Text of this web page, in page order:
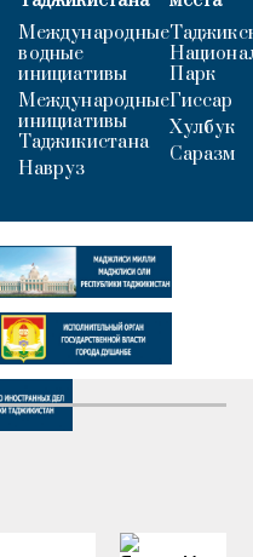
Международные
водные
инициативы
Международные
инициативы
Таджикистана
Навруз
Парк
Гиссар
Хулбук
Саразм